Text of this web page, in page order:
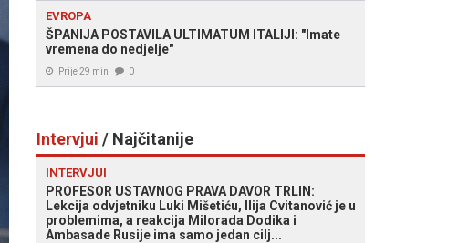
EVROPA
ŠPANIJA POSTAVILA ULTIMATUM ITALIJI: "Imate
vremena do nedjelje"
Prije 29 min 0
Intervjui / Najčitanije
INTERVJUI
PROFESOR USTAVNOG PRAVA DAVOR TRLIN:
Lekcija odvjetniku Luki Mišetiću, Ilija Cvitanović je u
problemima, a reakcija Milorada Dodika i
Ambasade Rusije ima samo jedan cilj...